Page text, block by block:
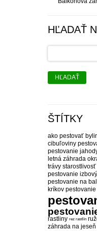
HĽADAŤ
HĽADAŤ
ŠTÍTKY
ako pestovať
cibuľoviny
pestovanie
letná záhrada
trávy starostlivosť
pestovanie
pestovanie na
kríkov
rastliny rez rastlín
záhrada na jeseň